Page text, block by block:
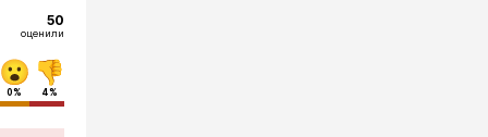
50
оценили
0% 4%